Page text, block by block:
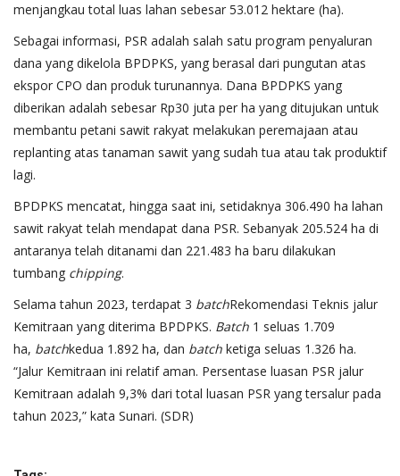
menjangkau total luas lahan sebesar 53.012 hektare (ha).
Sebagai informasi, PSR adalah salah satu program penyaluran
dana yang dikelola BPDPKS, yang berasal dari pungutan atas
ekspor CPO dan produk turunannya. Dana BPDPKS yang
diberikan adalah sebesar Rp30 juta per ha yang ditujukan untuk
membantu petani sawit rakyat melakukan peremajaan atau
replanting atas tanaman sawit yang sudah tua atau tak produktif
lagi.
BPDPKS mencatat, hingga saat ini, setidaknya 306.490 ha lahan
sawit rakyat telah mendapat dana PSR. Sebanyak 205.524 ha di
antaranya telah ditanami dan 221.483 ha baru dilakukan
tumbang chipping.
Selama tahun 2023, terdapat 3 batchRekomendasi Teknis jalur
Kemitraan yang diterima BPDPKS. Batch 1 seluas 1.709
ha, batchkedua 1.892 ha, dan batch ketiga seluas 1.326 ha.
“Jalur Kemitraan ini relatif aman. Persentase luasan PSR jalur
Kemitraan adalah 9,3% dari total luasan PSR yang tersalur pada
tahun 2023,” kata Sunari. (SDR)